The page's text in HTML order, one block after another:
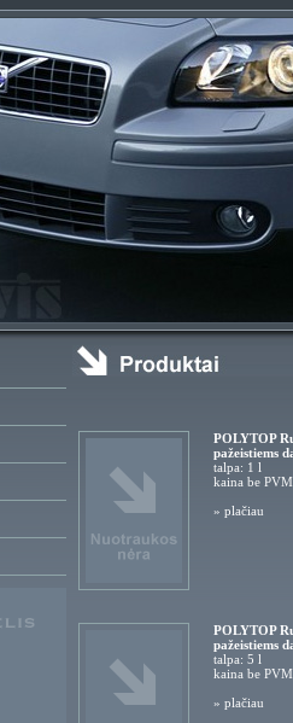
POLYTOP
pažeistiems
talpa: 1 l
kaina be
» plačiau
POLYTOP
pažeistiems
talpa: 5 l
kaina be
» plačiau